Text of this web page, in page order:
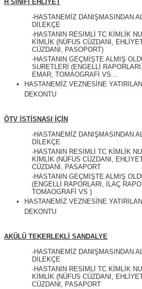
H SINIFI EHLİYET
-HASTANEMİZ DANIŞMASINDAN
DİLEKÇE
-HASTANIN RESİMLİ TC KİMLİK
KİMLİK (NÜFUS CÜZDANI,
CÜZDANI, PASOPORT)
-HASTANIN GEÇMİŞTE ALMIŞ
SURETLERİ (ENGELLİ
EMAR, TOMAOGRAFİ VS...
HASTANEMİZ VEZNESİNE YATIRILAN
DEKONTU
ÖTV İSTİSNASI İÇİN
-HASTANEMİZ DANIŞMASINDAN
DİLEKÇE
-HASTANIN RESİMLİ TC KİMLİK
KİMLİK (NÜFUS CÜZDANI,
CÜZDANI, PASAPORT
-HASTANIN GEÇMİŞTE ALMIŞ
(ENGELLİ RAPORLARI, İLAÇ
TOMAOGRAFİ VS )
HASTANEMİZ VEZNESİNE YATIRILAN
DEKONTU
AKÜLÜ TEKERLEKLİ SANDALYE
-HASTANEMİZ DANIŞMASINDAN
DİLEKÇE
-HASTANIN RESİMLİ TC KİMLİK
KİMLİK (NÜFUS CÜZDANI,
CÜZDANI, PASAPORT